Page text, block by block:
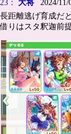
23： 大将 2024/11/
長距離逃げ育成だ
借りはスタ釈迦前